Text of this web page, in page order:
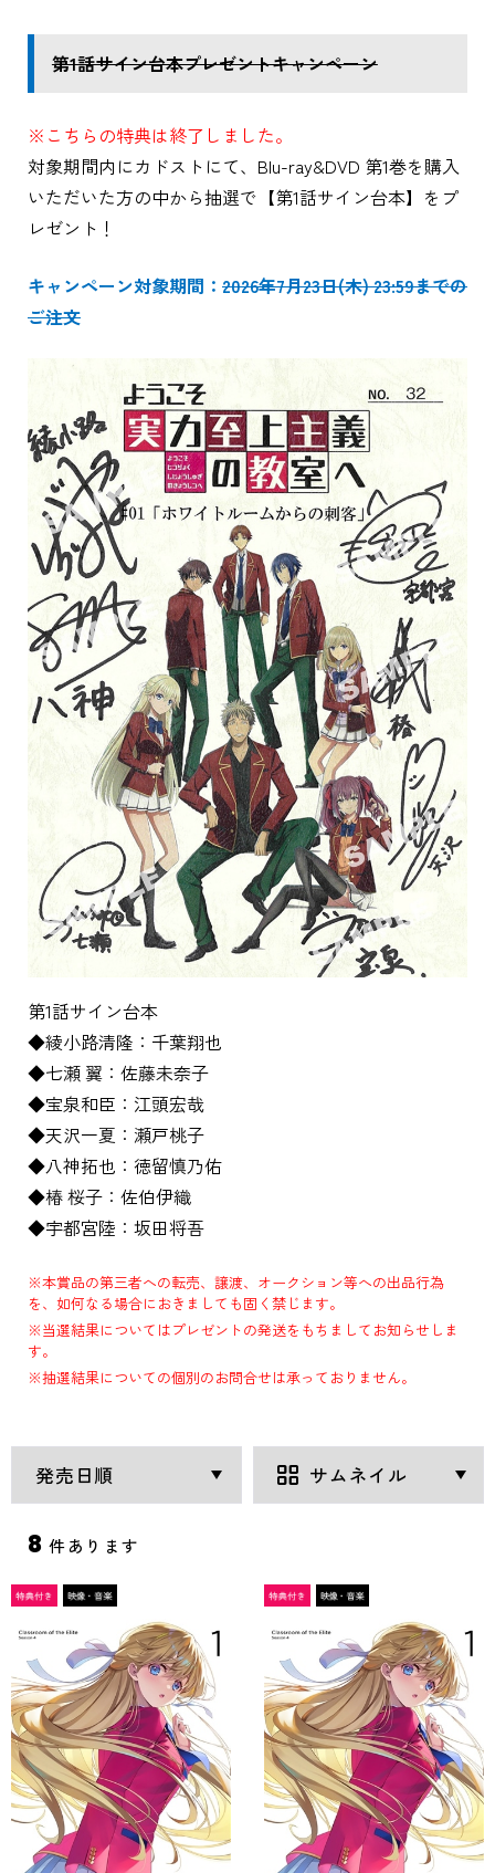
第1話サイン台本プレゼントキャンペーン
※こちらの特典は終了しました。
対象期間内にカドストにて、Blu-ray&DVD 第1巻を購入
いただいた方の中から抽選で【第1話サイン台本】をプ
レゼント！
キャンペーン対象期間： 2026年7月23日(木) 23:59までの
ご注文
第1話サイン台本
◆綾小路清隆：千葉翔也
◆七瀬 翼：佐藤未奈子
◆宝泉和臣：江頭宏哉
◆天沢一夏：瀬戸桃子
◆八神拓也：徳留慎乃佑
◆椿 桜子：佐伯伊織
◆宇都宮陸：坂田将吾
※本賞品の第三者への転売、譲渡、オークション等への出品行為
を、如何なる場合におきましても固く禁じます。
※当選結果についてはプレゼントの発送をもちましてお知らせしま
す。
※抽選結果についての個別のお問合せは承っておりません。
8 件あります